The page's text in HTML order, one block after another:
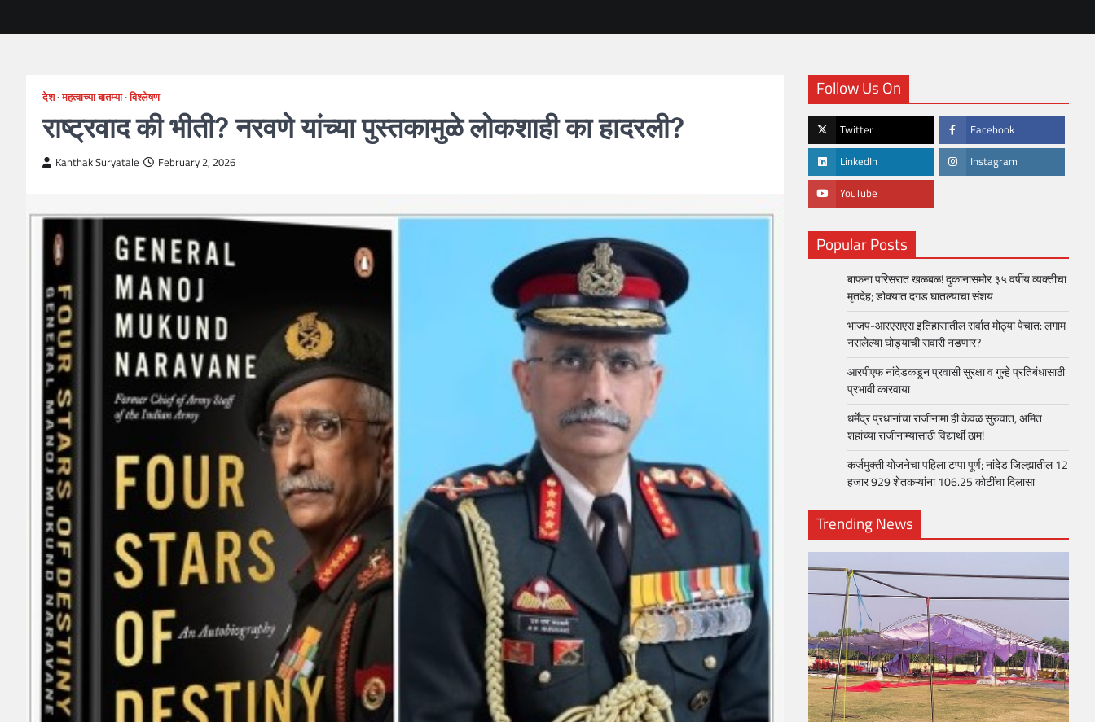
देश महत्वाच्या बातम्या विश्लेषण
राष्ट्रवाद की भीती? नरवणे यांच्या पुस्तकामुळे लोकशाही का हादरली?
Kanthak Suryatale February 2, 2026
Follow Us On
Twitter Facebook
LinkedIn Instagram
YouTube
Popular Posts
बाफना परिसरात खळबळ! दुकानासमोर ३५ वर्षीय व्यक्तीचा
मृतदेह; डोक्यात दगड घातल्याचा संशय
भाजप-आरएसएस इतिहासातील सर्वात मोठ्या पेचात: लगाम
नसलेल्या घोड्याची सवारी नडणार?
आरपीएफ नांदेडकडून प्रवासी सुरक्षा व गुन्हे प्रतिबंधासाठी
प्रभावी कारवाया
धर्मेंद्र प्रधानांचा राजीनामा ही केवळ सुरुवात, अमित
शहांच्या राजीनाम्यासाठी विद्यार्थी ठाम!
कर्जमुक्ती योजनेचा पहिला टप्पा पूर्ण; नांदेड जिल्ह्यातील 12
हजार 929 शेतकऱ्यांना 106.25 कोटींचा दिलासा
Trending News
महत्वाच्या बातम्या
What Is a Front-End Developer?
How to Become One, Salary, Skills
Kanthak Suryatale April 30, 2021